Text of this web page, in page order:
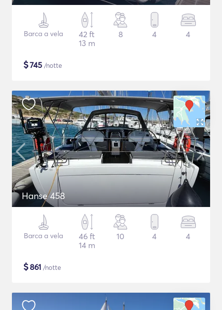
Barca a vela
42 ft
13 m
8 4 4
$745 /notte
Hanse 458
Barca a vela
46 ft
14 m
10 4 4
$861 /notte